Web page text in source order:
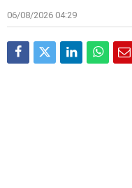
06/08/2026 04:29